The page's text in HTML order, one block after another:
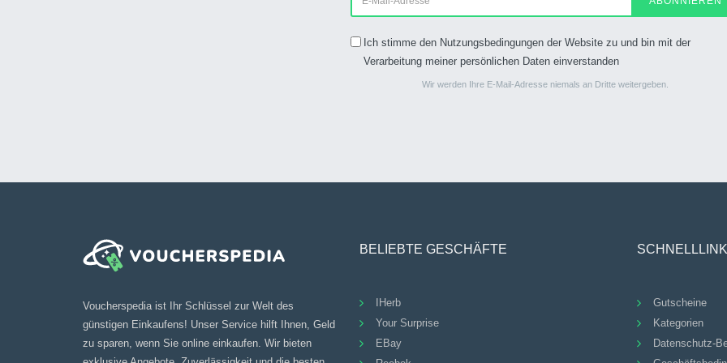
Ich stimme den Nutzungsbedingungen der Website zu und bin mit der
Verarbeitung meiner persönlichen Daten einverstanden
Wir werden Ihre E-Mail-Adresse niemals an Dritte weitergeben.
Voucherspedia ist Ihr Schlüssel zur Welt des
günstigen Einkaufens! Unser Service hilft Ihnen, Geld
zu sparen, wenn Sie online einkaufen. Wir bieten
BELIEBTE GESCHÄFTE
IHerb
Your Surprise
EBay
Gutscheine
Kategorien
Datenschutz-